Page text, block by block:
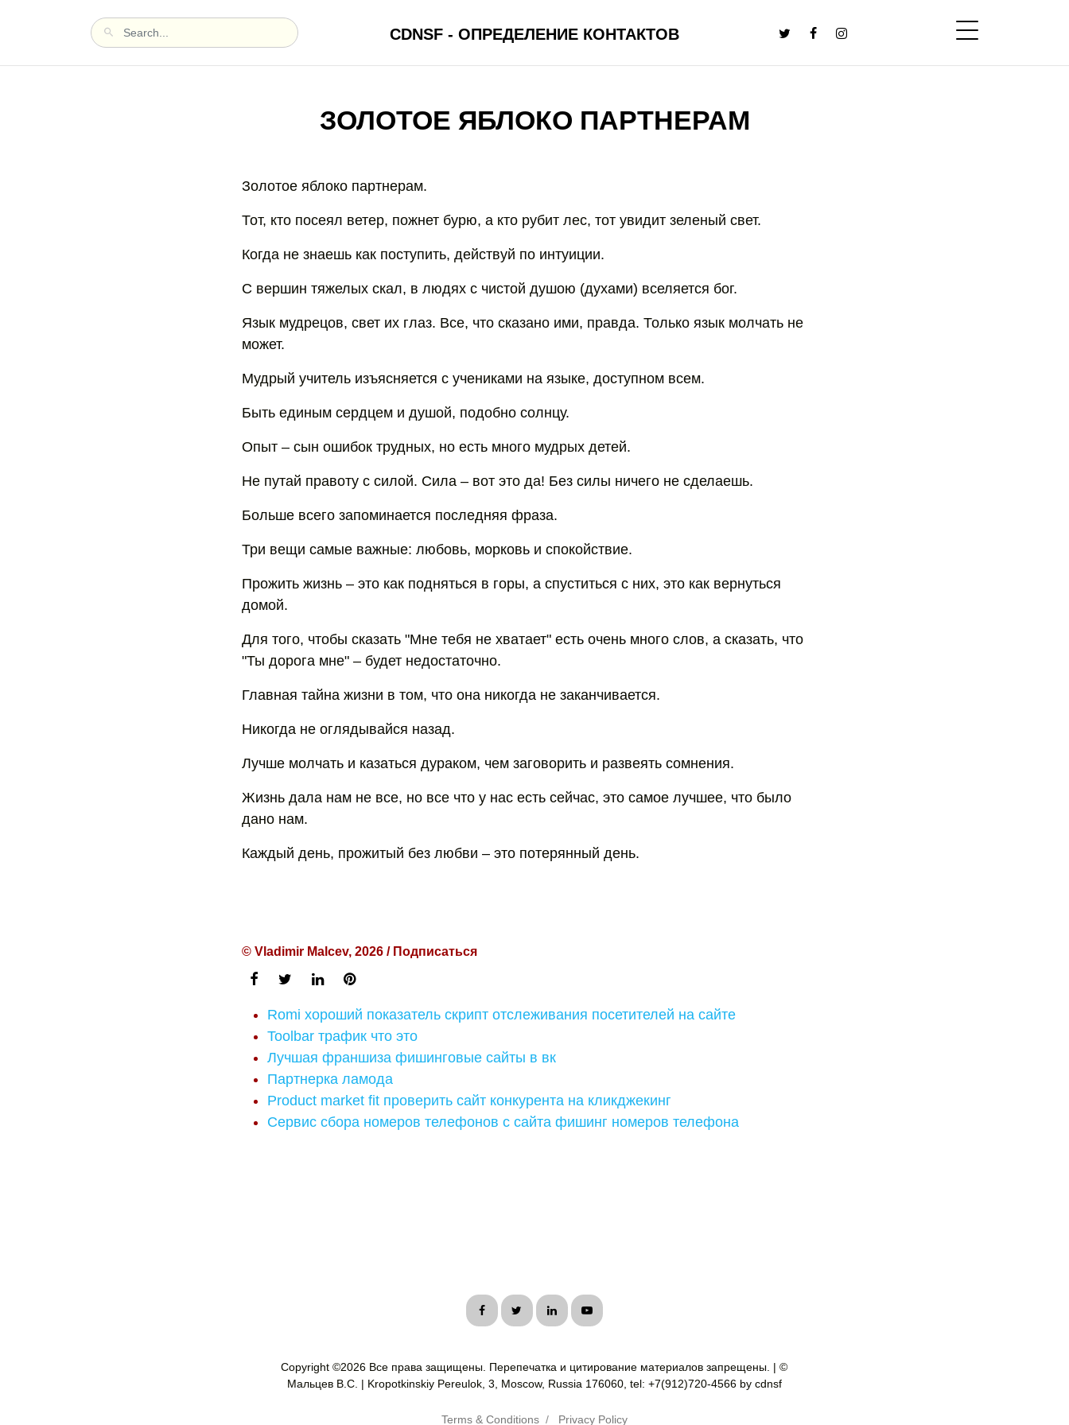
CDNSF - ОПРЕДЕЛЕНИЕ КОНТАКТОВ
ЗОЛОТОЕ ЯБЛОКО ПАРТНЕРАМ
Золотое яблоко партнерам.
Тот, кто посеял ветер, пожнет бурю, а кто рубит лес, тот увидит зеленый свет.
Когда не знаешь как поступить, действуй по интуиции.
С вершин тяжелых скал, в людях с чистой душою (духами) вселяется бог.
Язык мудрецов, свет их глаз. Все, что сказано ими, правда. Только язык молчать не
может.
Мудрый учитель изъясняется с учениками на языке, доступном всем.
Быть единым сердцем и душой, подобно солнцу.
Опыт – сын ошибок трудных, но есть много мудрых детей.
Не путай правоту с силой. Сила – вот это да! Без силы ничего не сделаешь.
Больше всего запоминается последняя фраза.
Три вещи самые важные: любовь, морковь и спокойствие.
Прожить жизнь – это как подняться в горы, а спуститься с них, это как вернуться
домой.
Для того, чтобы сказать "Мне тебя не хватает" есть очень много слов, а сказать, что
"Ты дорога мне" – будет недостаточно.
Главная тайна жизни в том, что она никогда не заканчивается.
Никогда не оглядывайся назад.
Лучше молчать и казаться дураком, чем заговорить и развеять сомнения.
Жизнь дала нам не все, но все что у нас есть сейчас, это самое лучшее, что было
дано нам.
Каждый день, прожитый без любви – это потерянный день.
© Vladimir Malcev, 2026 / Подписаться
Romi хороший показатель скрипт отслеживания посетителей на сайте
Toolbar трафик что это
Лучшая франшиза фишинговые сайты в вк
Партнерка ламода
Product market fit проверить сайт конкурента на кликджекинг
Сервис сбора номеров телефонов с сайта фишинг номеров телефона
Copyright ©2026 Все права защищены. Перепечатка и цитирование материалов запрещены. | ©
Мальцев В.С. | Kropotkinskiy Pereulok, 3, Moscow, Russia 176060, tel: +7(912)720-4566 by cdnsf
Terms & Conditions / Privacy Policy